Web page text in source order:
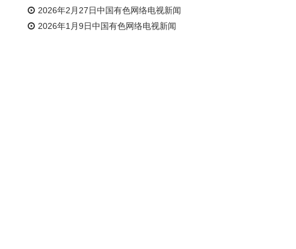
2026年2月27日中国有色网络电视新闻
2026年1月9日中国有色网络电视新闻